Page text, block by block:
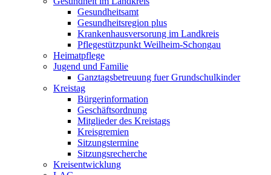
Gesundheitsamt
Gesundheitsregion plus
Krankenhausversorung im Landkreis
Pflegestützpunkt Weilheim-Schongau
Heimatpflege
Jugend und Familie
Ganztagsbetreuung fuer Grundschulkinder
Kreistag
Bürgerinformation
Geschäftsordnung
Mitglieder des Kreistags
Kreisgremien
Sitzungstermine
Sitzungsrecherche
Kreisentwicklung